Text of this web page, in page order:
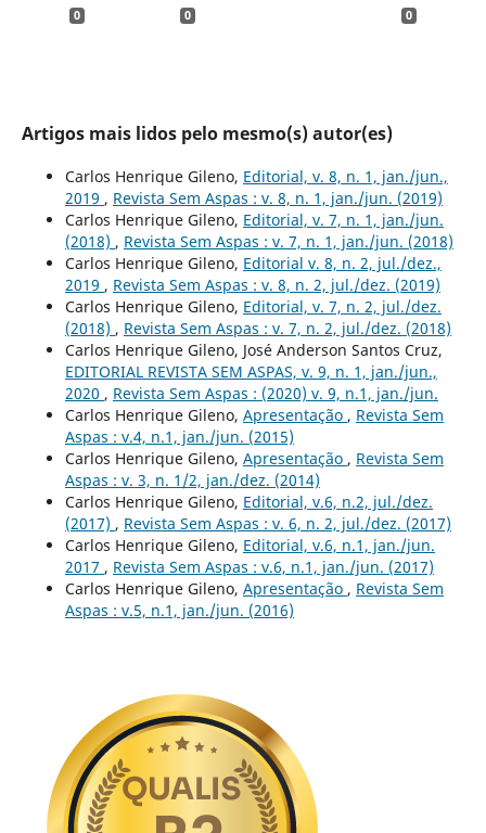
0 0 0
Artigos mais lidos pelo mesmo(s) autor(es)
Carlos Henrique Gileno, Editorial, v. 8, n. 1, jan./jun.,
2019 , Revista Sem Aspas : v. 8, n. 1, jan./jun. (2019)
Carlos Henrique Gileno, Editorial, v. 7, n. 1, jan./jun.
(2018) , Revista Sem Aspas : v. 7, n. 1, jan./jun. (2018)
Carlos Henrique Gileno, Editorial v. 8, n. 2, jul./dez.,
2019 , Revista Sem Aspas : v. 8, n. 2, jul./dez. (2019)
Carlos Henrique Gileno, Editorial, v. 7, n. 2, jul./dez.
(2018) , Revista Sem Aspas : v. 7, n. 2, jul./dez. (2018)
Carlos Henrique Gileno, José Anderson Santos Cruz,
EDITORIAL REVISTA SEM ASPAS, v. 9, n. 1, jan./jun.,
2020 , Revista Sem Aspas : (2020) v. 9, n.1, jan./jun.
Carlos Henrique Gileno, Apresentação , Revista Sem
Aspas : v.4, n.1, jan./jun. (2015)
Carlos Henrique Gileno, Apresentação , Revista Sem
Aspas : v. 3, n. 1/2, jan./dez. (2014)
Carlos Henrique Gileno, Editorial, v.6, n.2, jul./dez.
(2017) , Revista Sem Aspas : v. 6, n. 2, jul./dez. (2017)
Carlos Henrique Gileno, Editorial, v.6, n.1, jan./jun.
2017 , Revista Sem Aspas : v.6, n.1, jan./jun. (2017)
Carlos Henrique Gileno, Apresentação , Revista Sem
Aspas : v.5, n.1, jan./jun. (2016)